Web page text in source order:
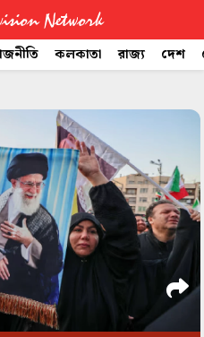
Network
কলকাতা রাজ্য দেশ